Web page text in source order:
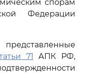
спорам
Федерации
71 АПК РФ,